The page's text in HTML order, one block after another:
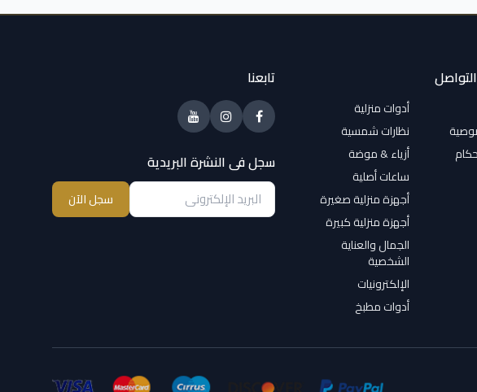
أدوات منزلية
نظارات شمسية
أزياء & موضة
ساعات أصلية
أجهزة منزلية صغيرة
أجهزة منزلية كبيرة
الجمال والعناية
الشخصية
الإلكترونيات
أدوات مطبخ
تابعنا
سجل فى النشرة البريدية
سجل الآن